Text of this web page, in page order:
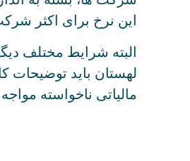
این نرخ برای اکثر
البته شرایط مختلف
لهستان باید توضیحات
مالیاتی ناخواسته